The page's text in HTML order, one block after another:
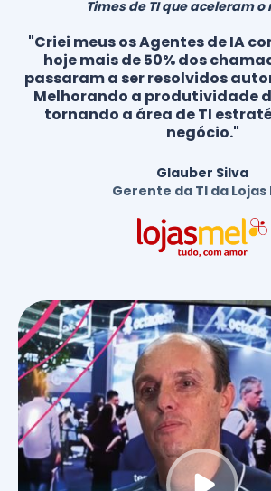
Times de TI que aceleram o
"Criei meus os Agentes de IA
hoje mais de 50% dos
passaram a ser resolvidos
Melhorando a produtividade
tornando a área de TI
negócio."
Glauber Silva
Gerente da TI da Lojas